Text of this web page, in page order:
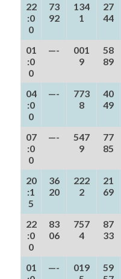
22
:0
0
73
92
134
1
27
44
01
:0
0
—-
001
9
58
89
04
:0
0
—-
773
8
40
49
07
:0
0
—-
547
9
77
85
20
:1
5
36
20
222
2
21
69
22
:0
0
83
06
757
4
87
33
01
—-
019
59